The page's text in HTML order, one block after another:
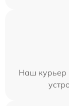
Наш курьер